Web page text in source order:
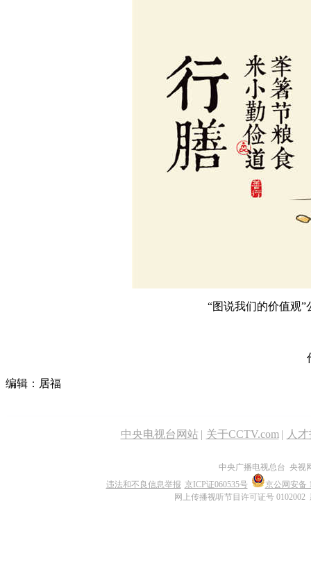
“图说我们的价值观
编辑：居福
中央电视台网站 | 关于CCTV.com | 人
中央广播电视总台 央视
违法和不良信息举报 京ICP证060535号
京公网安备
网上传播视听节目许可证号 0102002